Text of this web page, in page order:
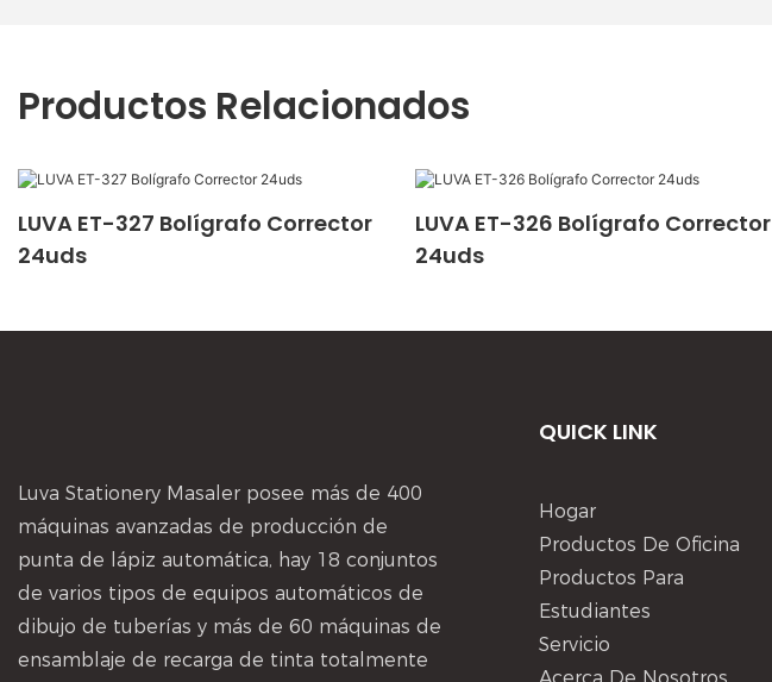
Productos Relacionados
LUVA ET-327 Bolígrafo Corrector
24uds
LUVA ET-326 Bolígrafo Corrector
24uds
Luva Stationery Masaler posee más de 400
máquinas avanzadas de producción de
punta de lápiz automática, hay 18 conjuntos
de varios tipos de equipos automáticos de
dibujo de tuberías y más de 60 máquinas de
ensamblaje de recarga de tinta totalmente
QUICK LINK
Hogar
Productos De Oficina
Productos Para
Estudiantes
Servicio
Acerca De Nosotros